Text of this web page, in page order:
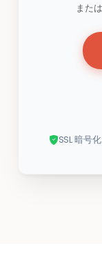
また
SSL 暗号化